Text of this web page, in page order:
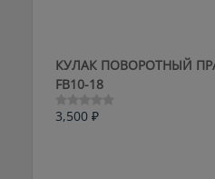
КУЛАК ПОВОРОТНЫЙ
FB10-18
Оценка
3,500 ₽